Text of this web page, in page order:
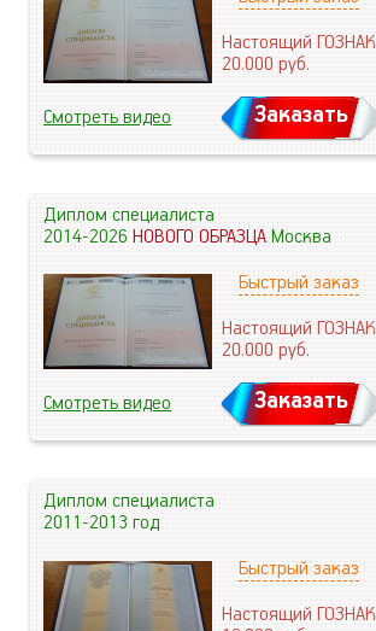
Настоящий ГОЗНАК
20.000руб.
Смотреть видео Заказать
Диплом специалиста
2014-2026НОВОГО ОБРАЗЦАМосква
Быстрый заказ
Настоящий ГОЗНАК
20.000руб.
Смотреть видео Заказать
Диплом специалиста
2011-2013 год
Быстрый заказ
Настоящий ГОЗНАК